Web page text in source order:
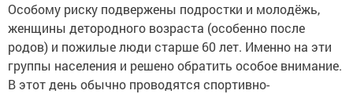
Особому риску подвержены подростки и молодёжь,
женщины детородного возраста (особенно после
родов) и пожилые люди старше 60 лет. Именно на эти
группы населения и решено обратить особое внимание.
В этот день обычно проводятся спортивно-